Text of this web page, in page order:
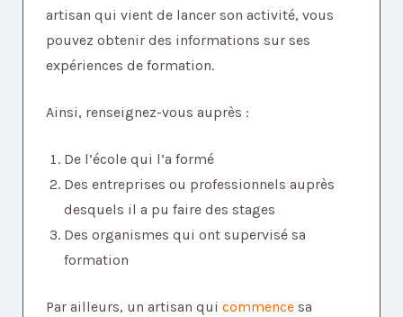
artisan qui vient de lancer son activité, vous
pouvez obtenir des informations sur ses
expériences de formation.
Ainsi, renseignez-vous auprès :
De l’école qui l’a formé
Des entreprises ou professionnels auprès
desquels il a pu faire des stages
Des organismes qui ont supervisé sa
formation
Par ailleurs, un artisan qui commence sa